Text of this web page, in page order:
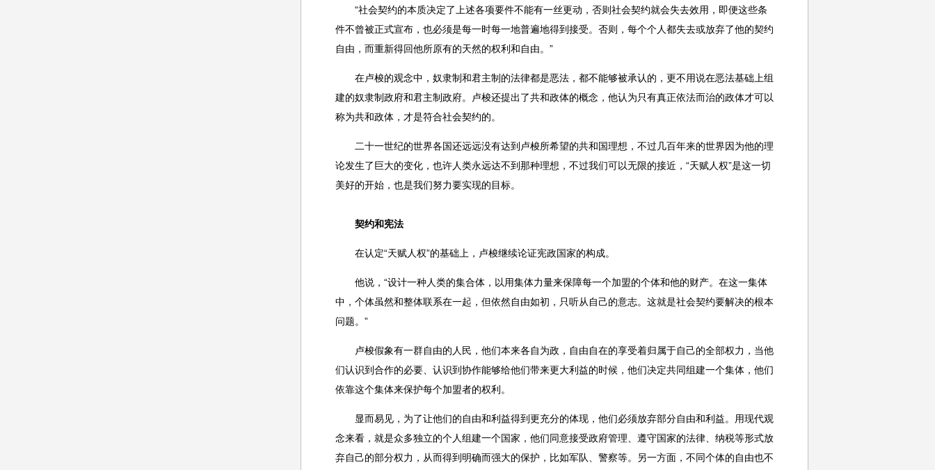
“社会契约的本质决定了上述各项要件不能有一丝更动，否则社会契约就会失去效用，即便这些条
件不曾被正式宣布，也必须是每一时每一地普遍地得到接受。否则，每个个人都失去或放弃了他的契约
自由，而重新得回他所原有的天然的权利和自由。”
在卢梭的观念中，奴隶制和君主制的法律都是恶法，都不能够被承认的，更不用说在恶法基础上组
建的奴隶制政府和君主制政府。卢梭还提出了共和政体的概念，他认为只有真正依法而治的政体才可以
称为共和政体，才是符合社会契约的。
二十一世纪的世界各国还远远没有达到卢梭所希望的共和国理想，不过几百年来的世界因为他的理
论发生了巨大的变化，也许人类永远达不到那种理想，不过我们可以无限的接近，“天赋人权”是这一切
美好的开始，也是我们努力要实现的目标。
契约和宪法
在认定“天赋人权”的基础上，卢梭继续论证宪政国家的构成。
他说，“设计一种人类的集合体，以用集体力量来保障每一个加盟的个体和他的财产。在这一集体
中，个体虽然和整体联系在一起，但依然自由如初，只听从自己的意志。这就是社会契约要解决的根本
问题。”
卢梭假象有一群自由的人民，他们本来各自为政，自由自在的享受着归属于自己的全部权力，当他
们认识到合作的必要、认识到协作能够给他们带来更大利益的时候，他们决定共同组建一个集体，他们
依靠这个集体来保护每个加盟者的权利。
显而易见，为了让他们的自由和利益得到更充分的体现，他们必须放弃部分自由和利益。用现代观
念来看，就是众多独立的个人组建一个国家，他们同意接受政府管理、遵守国家的法律、纳税等形式放
弃自己的部分权力，从而得到明确而强大的保护，比如军队、警察等。另一方面，不同个体的自由也不